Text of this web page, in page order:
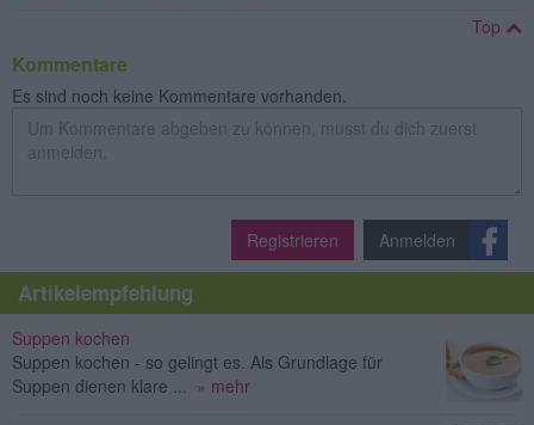
Top
Kommentare
Es sind noch keine Kommentare vorhanden.
Registrieren Anmelden
Artikelempfehlung
Suppen kochen
Suppen kochen - so gelingt es. Als Grundlage für
Suppen dienen klare ...
» mehr